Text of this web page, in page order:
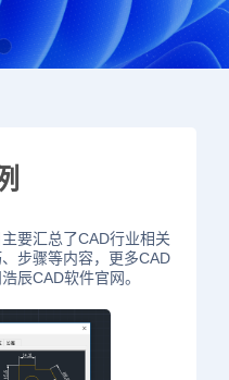
要汇总了CAD行业相关
步骤等内容，更多CAD
辰CAD软件官网。